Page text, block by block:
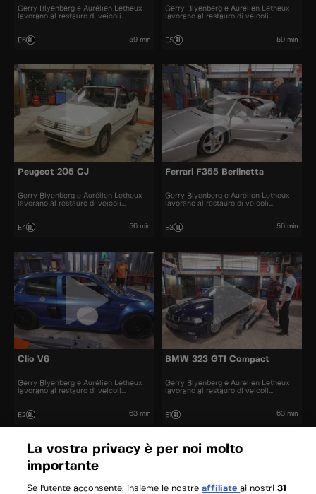
Gerry Blyenberg e Aurélien Letheux
lavorano al restauro di veicoli
E6 59 min
Gerry Blyenberg e Aurélien Letheux
lavorano al restauro di veicoli
E5 59 min
Peugeot 205 CJ
Gerry Blyenberg e Aurélien Letheux
lavorano al restauro di veicoli
E4 56 min
Ferrari F355 Berlinetta
Gerry Blyenberg e Aurélien Letheux
lavorano al restauro di veicoli
E3 56 min
Clio V6
Gerry Blyenberg e Aurélien Letheux
lavorano al restauro di veicoli
E2 63 min
BMW 323 GTI Compact
Gerry Blyenberg e Aurélien Letheux
lavorano al restauro di veicoli
E1 63 min
La vostra privacy è per noi molto
importante
Se l'utente acconsente, insieme le nostreaffiliateai nostri31